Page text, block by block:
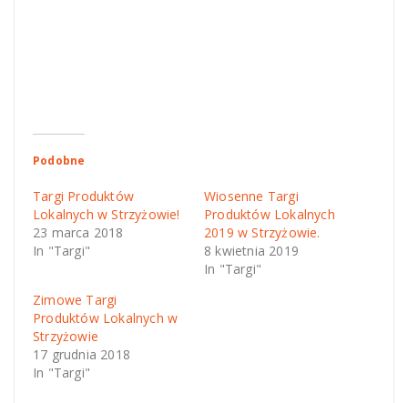
Podobne
Targi Produktów
Lokalnych w Strzyżowie!
23 marca 2018
In "Targi"
Wiosenne Targi
Produktów Lokalnych
2019 w Strzyżowie.
8 kwietnia 2019
In "Targi"
Zimowe Targi
Produktów Lokalnych w
Strzyżowie
17 grudnia 2018
In "Targi"